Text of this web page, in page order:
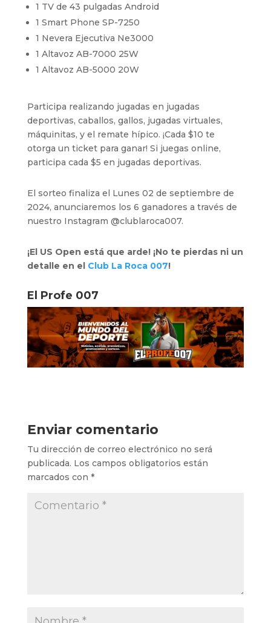
1 TV de 43 pulgadas Android
1 Smart Phone SP-7250
1 Nevera Ejecutiva Ne3000
1 Altavoz AB-7000 25W
1 Altavoz AB-5000 20W
Participa realizando jugadas en jugadas
deportivas, caballos, gallos, jugadas virtuales,
máquinitas, y el remate hípico. ¡Cada $10 te
otorga un ticket para ganar! Si juegas online,
participa cada $5 en jugadas deportivas.
El sorteo finaliza el Lunes 02 de septiembre de
2024, anunciaremos los 6 ganadores a través de
nuestro Instagram @‌clublaroca007.
¡El US Open está que arde! ¡No te pierdas ni un
detalle en el Club La Roca 007!
El Profe 007
Enviar comentario
Tu dirección de correo electrónico no será
publicada. Los campos obligatorios están
marcados con *